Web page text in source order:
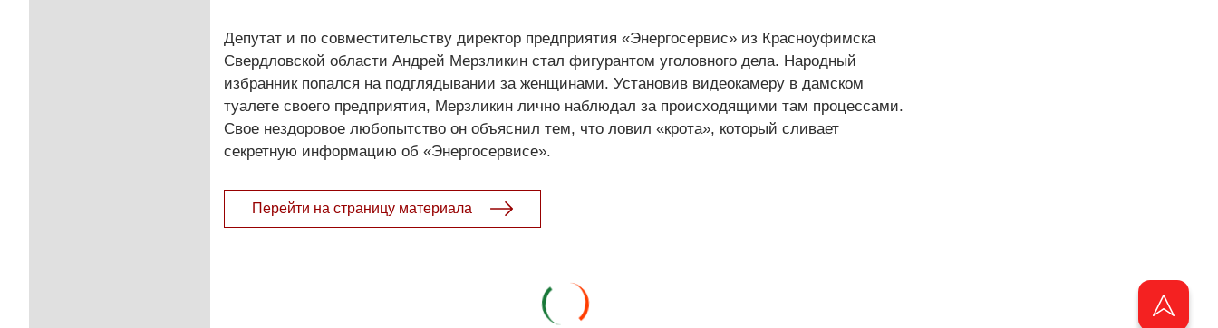
Депутат и по совместительству директор предприятия «Энергосервис» из Красноуфимска
Свердловской области Андрей Мерзликин стал фигурантом уголовного дела. Народный
избранник попался на подглядывании за женщинами. Установив видеокамеру в дамском
туалете своего предприятия, Мерзликин лично наблюдал за происходящими там процессами.
Свое нездоровое любопытство он объяснил тем, что ловил «крота», который сливает
секретную информацию об «Энергосервисе».
Перейти на страницу материала